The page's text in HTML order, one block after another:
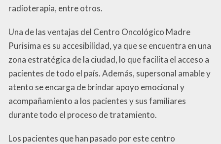
radioterapia, entre otros.
Una de las ventajas del Centro Oncológico Madre
Purisima es su accesibilidad, ya que se encuentra en una
zona estratégica de la ciudad, lo que facilita el acceso a
pacientes de todo el país. Además, supersonal amable y
atento se encarga de brindar apoyo emocional y
acompañamiento a los pacientes y sus familiares
durante todo el proceso de tratamiento.
Los pacientes que han pasado por este centro